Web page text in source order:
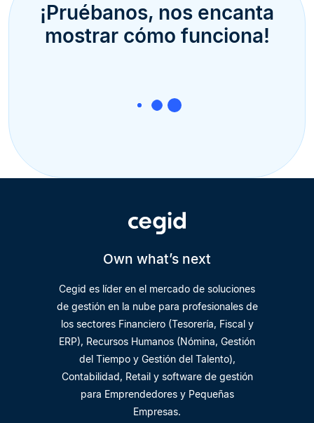
¡Pruébanos, nos encanta
mostrar cómo funciona!
Own what’s next
Cegid es líder en el mercado de soluciones
de gestión en la nube para profesionales de
los sectores Financiero (Tesorería, Fiscal y
ERP), Recursos Humanos (Nómina, Gestión
del Tiempo y Gestión del Talento),
Contabilidad, Retail y software de gestión
para Emprendedores y Pequeñas
Empresas.